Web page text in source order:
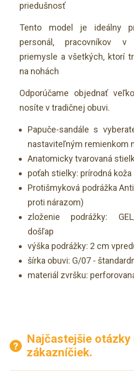
priedušnosť
Tento model je ideálny
personál, pracovníkov v
priemysle a všetkých, ktorí
na nohách
Odporúčame objednať
nosíte v tradičnej obuvi.
Papuče-sandále s
nastaviteľným remienkom
Anatomicky tvarovaná
poťah stielky: prírodná koža
Protišmyková podrážka
proti nárazom)
zloženie podrážky:
došľap
výška podrážky: 2 cm
šírka obuvi: G/07 -
materiál zvršku:
Najčastejšie otázky
zákazníčiek.